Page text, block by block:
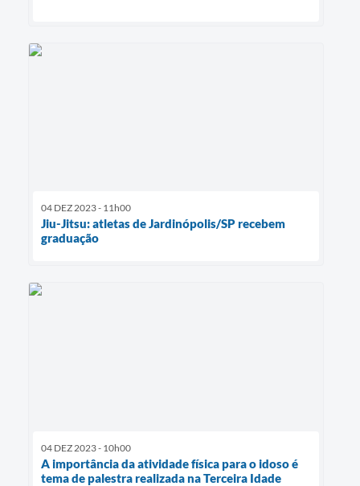
04 DEZ 2023 - 11h00
Jiu-Jitsu: atletas de Jardinópolis/SP recebem
graduação
04 DEZ 2023 - 10h00
A importância da atividade física para o idoso é
tema de palestra realizada na Terceira Idade